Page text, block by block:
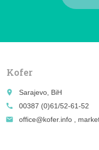
Kofer
place
Sarajevo, BiH
call
00387 (0)61/52-61-52
email
office@kofer.info ,